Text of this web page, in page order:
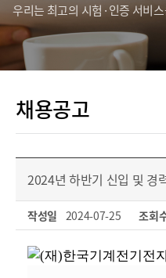
우리는 최고의 시험·인증 서비
채용공고
2024년 하반기 신입 및 경
작성일 2024-07-25 조회